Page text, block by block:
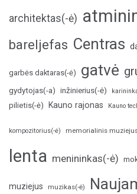
architektas(-ė)
bareljefas Centras
garbės daktaras(-ė) gatvė
gydytojas(-a) inžinierius(-ė)
pilietis(-ė)
Kauno rajonas Kauno
kompozitorius(-ė) memorialinis
lenta menininkas(-ė)
muziejus muzikas(-ė)